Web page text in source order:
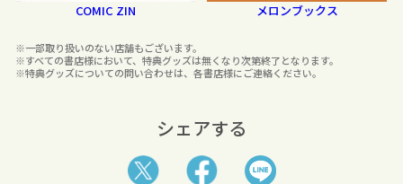
COMIC ZIN メロンブックス
※一部取り扱いのない店舗もございます。
※すべての書店様において、特典グッズは無くなり次第終了となります。
※特典グッズについての問い合わせは、各書店様にご連絡ください。
シェアする